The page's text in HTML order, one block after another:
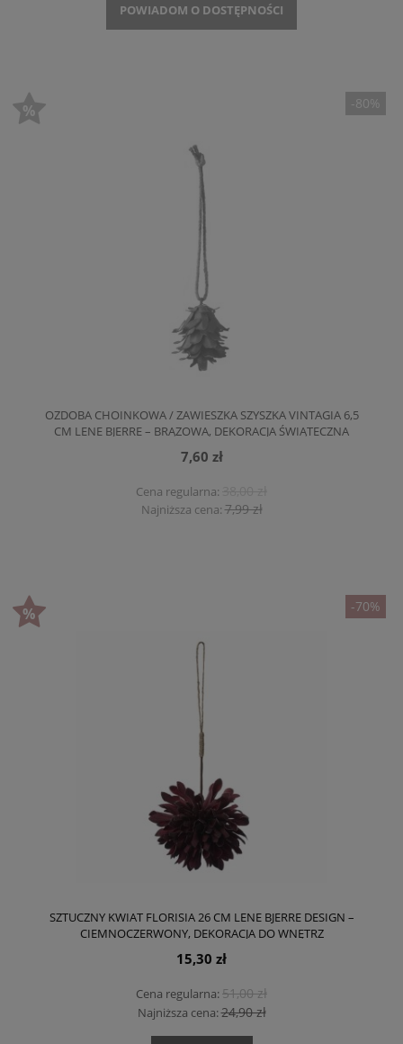
POWIADOM O DOSTĘPNOŚCI
OZDOBA CHOINKOWA / ZAWIESZKA SZYSZKA VINTAGIA 6,5
CM LENE BJERRE – BRĄZOWA, DEKORACJA ŚWIĄTECZNA
7,60 zł
Cena regularna:
Najniższa cena: 7,99 zł
-80%
SZTUCZNY KWIAT FLORISIA 26 CM LENE BJERRE DESIGN –
CIEMNOCZERWONY, DEKORACJA DO WNĘTRZ
15,30 zł
Cena regularna:51,00 zł
Najniższa cena:24,90 zł
-70%